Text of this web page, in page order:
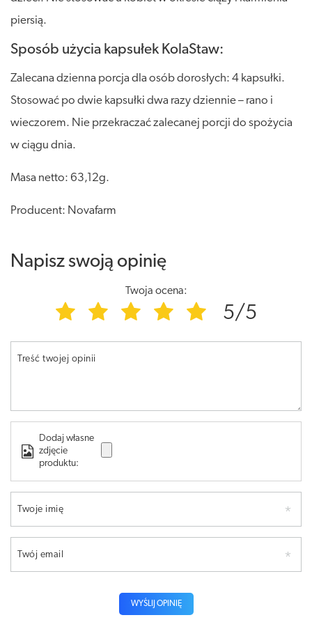
piersią.
Sposób użycia kapsułek KolaStaw:
Zalecana dzienna porcja dla osób dorosłych: 4 kapsułki.
Stosować po dwie kapsułki dwa razy dziennie – rano i
wieczorem. Nie przekraczać zalecanej porcji do spożycia
w ciągu dnia.
Masa netto: 63,12g.
Producent: Novafarm
Napisz swoją opinię
Twoja ocena:
5/5
Treść twojej opinii
Dodaj własne
zdjęcie
produktu:
Twoje imię
Twój email
WYŚLIJ OPINIĘ